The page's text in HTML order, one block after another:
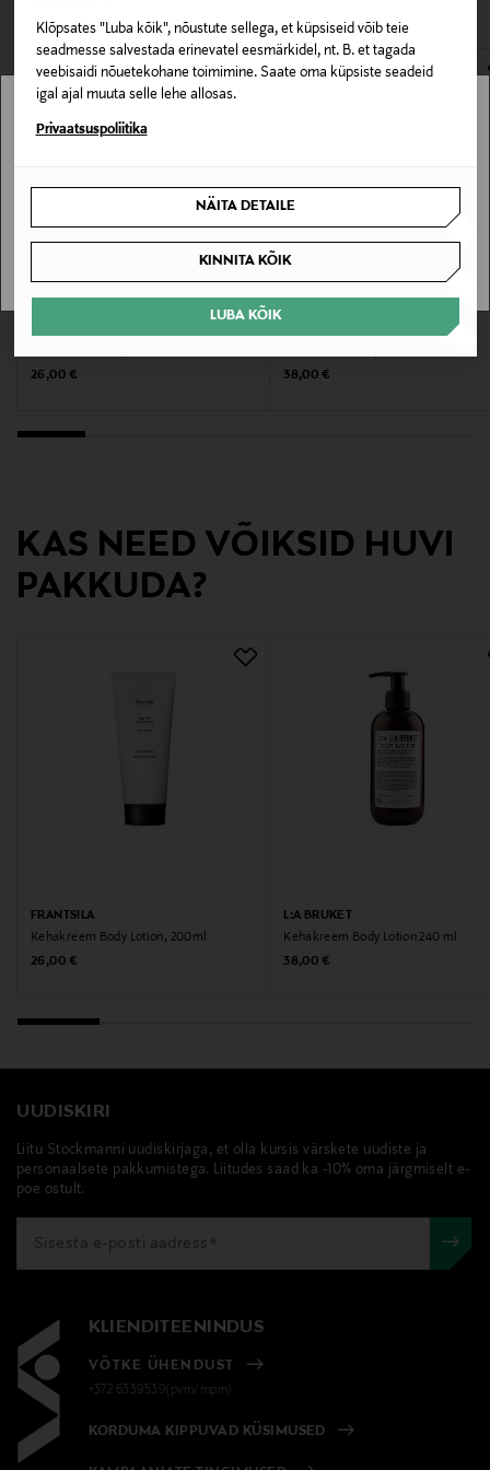
Klõpsates "Luba kõik", nõustute sellega, et küpsiseid võib teie
seadmesse salvestada erinevatel eesmärkidel, nt. B. et tagada
veebisaidi nõuetekohane toimimine. Saate oma küpsiste seadeid
igal ajal muuta selle lehe allosas.
Privaatsuspoliitika
NÄITA DETAILE
KINNITA KÕIK
LUBA KÕIK
Pakendi suurus
19 g
Tootjamaa
Valmistaja tootenumber
80222
Tippavaarantie 6, 39200 Kyröskoski, Hämeenkyrö,
Frantsila, tõrvakreem, salv, nahahooldus, ravisalv,
avamata originaalpakendis.
E-POE TAGASTUSED
Original Price
26,00 €
Original Price
38,00 €
KAS NEED VÕIKSID HUVI
PAKKUDA?
FRANTSILA
Kehakreem Body Lotion, 200ml
Original Price
26,00 €
L:A BRUKET
Kehakreem Body Lotion 240 ml
Original Price
38,00 €
UUDISKIRI
Liitu Stockmanni uudiskirjaga, et olla kursis värskete uudiste ja
personaalsete pakkumistega. Liitudes saad ka -10% oma järgmiselt e-
poe ostult.
KLIENDITEENINDUS
VÕTKE ÜHENDUST
+372 6339539(pvm/mpm)
KORDUMA KIPPUVAD KÜSIMUSED
Stockmann pole Sinu riigis saadaval.
SAAN ARU